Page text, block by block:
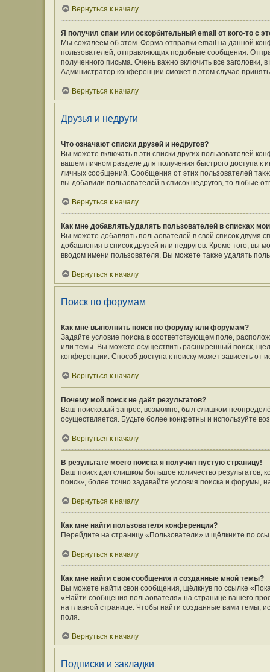
Вернуться к началу
Я получил спам или оскорбительный email от кого-то с
Мы сожалеем об этом. Форма отправки email на данной
пользователей, отправляющих подобные сообщения.
полученного письма. Очень важно включить все
Администратор конференции сможет в этом случае
Вернуться к началу
Друзья и недруги
Что означают списки друзей и недругов?
Вы можете включать в эти списки других пользователей
вашем личном разделе для получения быстрого доступа к
личных сообщений. Сообщения от этих пользователей
вы добавили пользователей в список недругов, то любые
Вернуться к началу
Как мне добавлять/удалять пользователей в списках
Вы можете добавлять пользователей в свой список двумя
добавления в список друзей или недругов. Кроме того, вы
вводом имени пользователя. Вы можете также удалять
Вернуться к началу
Поиск по форумам
Как мне выполнить поиск по форуму или форумам?
Задайте условие поиска в соответствующем поле,
или темы. Вы можете осуществить расширенный поиск,
конференции. Способ доступа к поиску может зависеть от
Вернуться к началу
Почему мой поиск не даёт результатов?
Ваш поисковый запрос, возможно, был слишком
осуществляется. Будьте более конкретны и используйте
Вернуться к началу
В результате моего поиска я получил пустую страницу!
Ваш поиск дал слишком большое количество результатов,
поиск», более точно задавайте условия поиска и форумы,
Вернуться к началу
Как мне найти пользователя конференции?
Перейдите на страницу «Пользователи» и щёлкните по
Вернуться к началу
Как мне найти свои сообщения и созданные мной темы?
Вы можете найти свои сообщения, щёлкнув по ссылке
«Найти сообщения пользователя» на странице вашего
на главной странице. Чтобы найти созданные вами темы,
поля.
Вернуться к началу
Подписки и закладки